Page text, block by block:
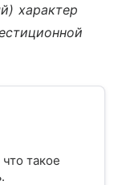
характер
такое